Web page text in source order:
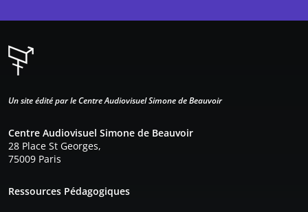
Un site édité par le Centre Audiovisuel Simone de Beauvoir
Centre Audiovisuel Simone de Beauvoir
28 Place St Georges,
75009 Paris
Ressources Pédagogiques